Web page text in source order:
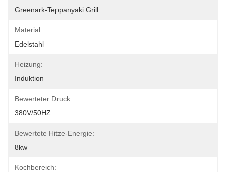
Greenark-Teppanyaki Grill
Material:
Edelstahl
Heizung:
Induktion
Bewerteter Druck:
380V/50HZ
Bewertete Hitze-Energie:
8kw
Kochbereich: